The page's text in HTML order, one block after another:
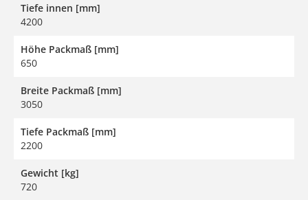
Tiefe innen [mm]
4200
Höhe Packmaß [mm]
650
Breite Packmaß [mm]
3050
Tiefe Packmaß [mm]
2200
Gewicht [kg]
720